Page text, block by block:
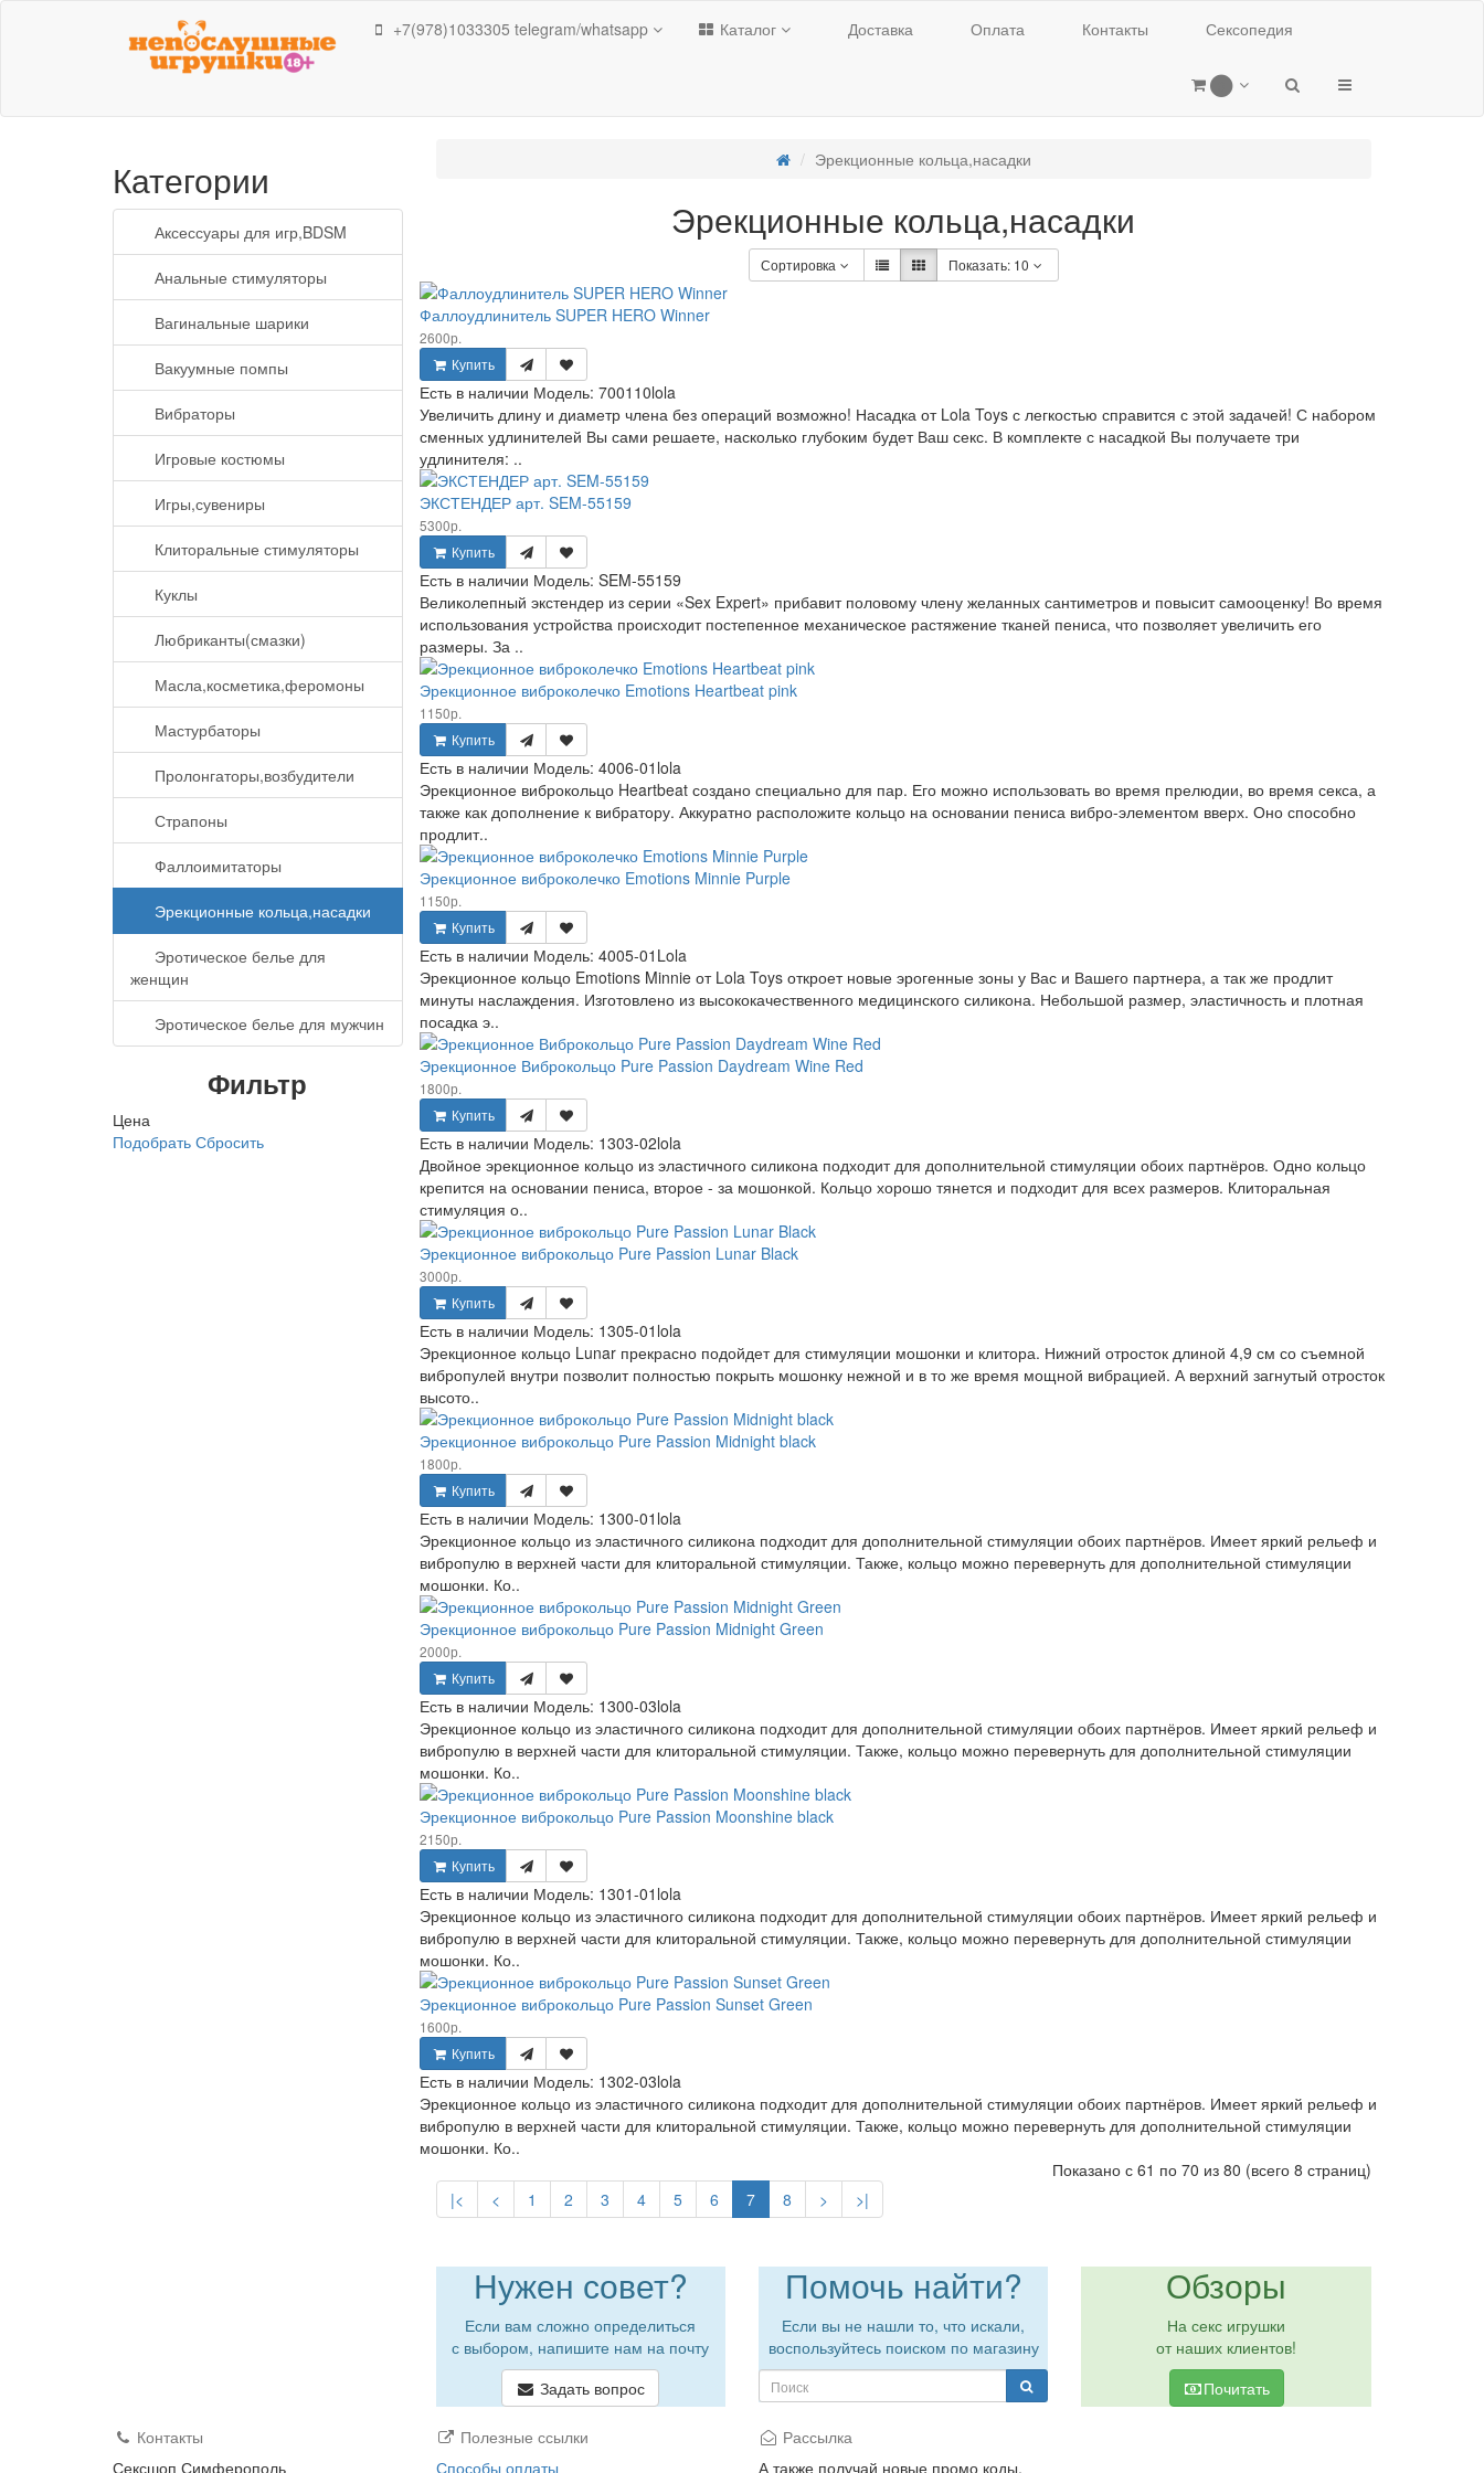
+7(978)1033305 telegram/whatsapp Каталог Доставка Оплата Контакты Сексопедия
Категории
Аксессуары для игр,BDSM
Анальные стимуляторы
Вагинальные шарики
Вакуумные помпы
Вибраторы
Игровые костюмы
Игры,сувениры
Клиторальные стимуляторы
Куклы
Любриканты(смазки)
Масла,косметика,феромоны
Мастурбаторы
Пролонгаторы,возбудители
Страпоны
Фаллоимитаторы
Эрекционные кольца,насадки
Эротическое белье для
женщин
Эротическое белье для мужчин
Фильтр
Цена
Подобрать Сбросить
Эрекционные кольца,насадки
Эрекционные кольца,насадки
Сортировка Показать: 10
Фаллоудлинитель SUPER HERO Winner
2600р.
Купить
Есть в наличии Модель: 700110lola
Увеличить длину и диаметр члена без операций возможно! Насадка от Lola Toys с легкостью справится с этой задачей! С набором
сменных удлинителей Вы сами решаете, насколько глубоким будет Ваш секс. В комплекте с насадкой Вы получаете три
удлинителя: ..
ЭКСТЕНДЕР арт. SEM-55159
5300р.
Купить
Есть в наличии Модель: SEM-55159
Великолепный экстендер из серии «Sex Expert» прибавит половому члену желанных сантиметров и повысит самооценку! Во время
использования устройства происходит постепенное механическое растяжение тканей пениса, что позволяет увеличить его
размеры. За ..
Эрекционное виброколечко Emotions Heartbeat pink
1150р.
Купить
Есть в наличии Модель: 4006-01lola
Эрекционное виброкольцо Heartbeat создано специально для пар. Его можно использовать во время прелюдии, во время секса, а
также как дополнение к вибратору. Аккуратно расположите кольцо на основании пениса вибро-элементом вверх. Оно способно
продлит..
Эрекционное виброколечко Emotions Minnie Purple
1150р.
Купить
Есть в наличии Модель: 4005-01Lola
Эрекционное кольцо Emotions Minnie от Lola Toys откроет новые эрогенные зоны у Вас и Вашего партнера, а так же продлит
минуты наслаждения. Изготовлено из высококачественного медицинского силикона. Небольшой размер, эластичность и плотная
посадка э..
Эрекционное Виброкольцо Pure Passion Daydream Wine Red
1800р.
Купить
Есть в наличии Модель: 1303-02lola
Двойное эрекционное кольцо из эластичного силикона подходит для дополнительной стимуляции обоих партнёров. Одно кольцо
крепится на основании пениса, второе - за мошонкой. Кольцо хорошо тянется и подходит для всех размеров. Клиторальная
стимуляция о..
Эрекционное виброкольцо Pure Passion Lunar Black
3000р.
Купить
Есть в наличии Модель: 1305-01lola
Эрекционное кольцо Lunar прекрасно подойдет для стимуляции мошонки и клитора. Нижний отросток длиной 4,9 см со съемной
вибропулей внутри позволит полностью покрыть мошонку нежной и в то же время мощной вибрацией. А верхний загнутый отросток
высото..
Эрекционное виброкольцо Pure Passion Midnight black
1800р.
Купить
Есть в наличии Модель: 1300-01lola
Эрекционное кольцо из эластичного силикона подходит для дополнительной стимуляции обоих партнёров. Имеет яркий рельеф и
вибропулю в верхней части для клиторальной стимуляции. Также, кольцо можно перевернуть для дополнительной стимуляции
мошонки. Ко..
Эрекционное виброкольцо Pure Passion Midnight Green
2000р.
Купить
Есть в наличии Модель: 1300-03lola
Эрекционное кольцо из эластичного силикона подходит для дополнительной стимуляции обоих партнёров. Имеет яркий рельеф и
вибропулю в верхней части для клиторальной стимуляции. Также, кольцо можно перевернуть для дополнительной стимуляции
мошонки. Ко..
Эрекционное виброкольцо Pure Passion Moonshine black
2150р.
Купить
Есть в наличии Модель: 1301-01lola
Эрекционное кольцо из эластичного силикона подходит для дополнительной стимуляции обоих партнёров. Имеет яркий рельеф и
вибропулю в верхней части для клиторальной стимуляции. Также, кольцо можно перевернуть для дополнительной стимуляции
мошонки. Ко..
Эрекционное виброкольцо Pure Passion Sunset Green
1600р.
Купить
Есть в наличии Модель: 1302-03lola
Эрекционное кольцо из эластичного силикона подходит для дополнительной стимуляции обоих партнёров. Имеет яркий рельеф и
вибропулю в верхней части для клиторальной стимуляции. Также, кольцо можно перевернуть для дополнительной стимуляции
мошонки. Ко..
|< < 1 2 3 4 5 6 7 8 > >|
Показано с 61 по 70 из 80 (всего 8 страниц)
Нужен совет?
Если вам сложно определиться
с выбором, напишите нам на почту
Задать вопрос
Помочь найти?
Если вы не нашли то, что искали,
воспользуйтесь поиском по магазину
Обзоры
На секс игрушки
от наших клиентов!
Почитать
Контакты
Сексшоп Симферополь
Полезные ссылки
Способы оплаты
Рассылка
А также получай новые промо коды,